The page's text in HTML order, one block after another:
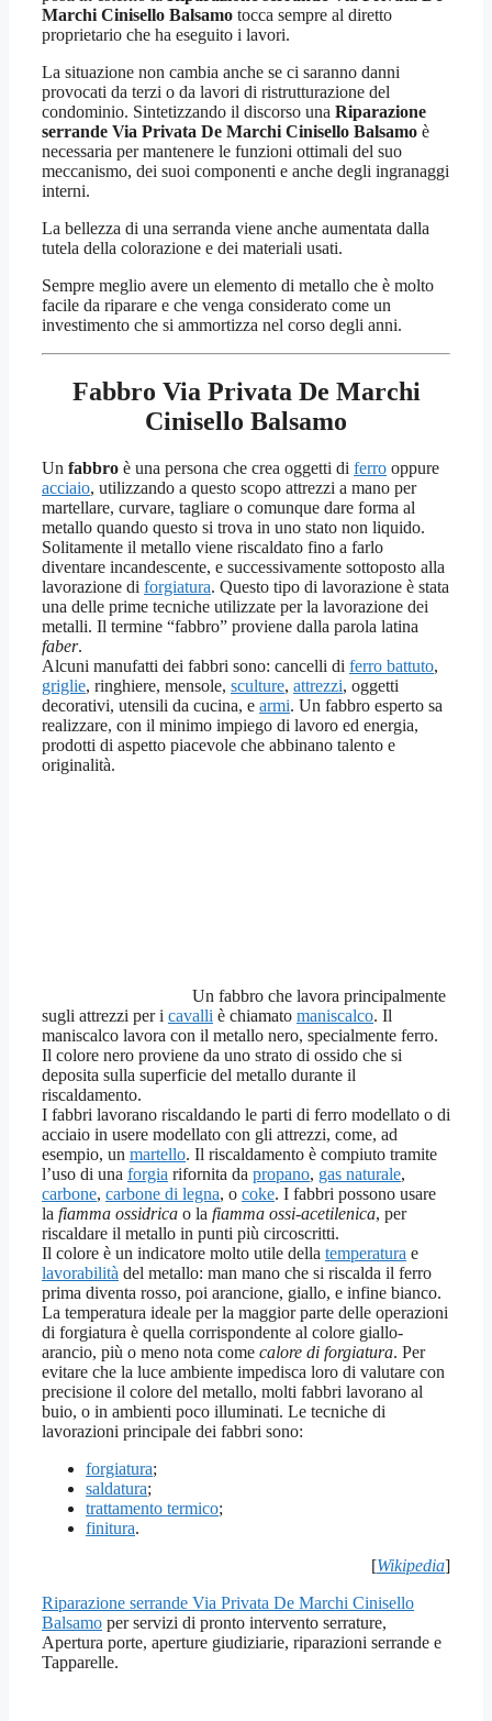
Marchi Cinisello Balsamo tocca sempre al diretto
proprietario che ha eseguito i lavori.
La situazione non cambia anche se ci saranno danni
provocati da terzi o da lavori di ristrutturazione del
condominio. Sintetizzando il discorso una Riparazione
serrande Via Privata De Marchi Cinisello Balsamo è
necessaria per mantenere le funzioni ottimali del suo
meccanismo, dei suoi componenti e anche degli ingranaggi
interni.
La bellezza di una serranda viene anche aumentata dalla
tutela della colorazione e dei materiali usati.
Sempre meglio avere un elemento di metallo che è molto
facile da riparare e che venga considerato come un
investimento che si ammortizza nel corso degli anni.
Fabbro Via Privata De Marchi
Cinisello Balsamo
Un fabbro è una persona che crea oggetti di ferro oppure
acciaio, utilizzando a questo scopo attrezzi a mano per
martellare, curvare, tagliare o comunque dare forma al
metallo quando questo si trova in uno stato non liquido.
Solitamente il metallo viene riscaldato fino a farlo
diventare incandescente, e successivamente sottoposto alla
lavorazione di forgiatura. Questo tipo di lavorazione è stata
una delle prime tecniche utilizzate per la lavorazione dei
metalli. Il termine “fabbro” proviene dalla parola latina
faber.
Alcuni manufatti dei fabbri sono: cancelli di ferro battuto,
griglie, ringhiere, mensole, sculture, attrezzi, oggetti
decorativi, utensili da cucina, e armi. Un fabbro esperto sa
realizzare, con il minimo impiego di lavoro ed energia,
prodotti di aspetto piacevole che abbinano talento e
originalità.
Un fabbro che lavora principalmente
sugli attrezzi per i cavalli è chiamato maniscalco. Il
maniscalco lavora con il metallo nero, specialmente ferro.
Il colore nero proviene da uno strato di ossido che si
deposita sulla superficie del metallo durante il
riscaldamento.
I fabbri lavorano riscaldando le parti di ferro modellato o di
acciaio in usere modellato con gli attrezzi, come, ad
esempio, un martello. Il riscaldamento è compiuto tramite
l’uso di una forgia rifornita da propano, gas naturale,
carbone, carbone di legna, o coke. I fabbri possono usare
la fiamma ossidrica o la fiamma ossi-acetilenica, per
riscaldare il metallo in punti più circoscritti.
Il colore è un indicatore molto utile della temperatura e
lavorabilità del metallo: man mano che si riscalda il ferro
prima diventa rosso, poi arancione, giallo, e infine bianco.
La temperatura ideale per la maggior parte delle operazioni
di forgiatura è quella corrispondente al colore giallo-
arancio, più o meno nota come calore di forgiatura. Per
evitare che la luce ambiente impedisca loro di valutare con
precisione il colore del metallo, molti fabbri lavorano al
buio, o in ambienti poco illuminati. Le tecniche di
lavorazioni principale dei fabbri sono:
forgiatura;
saldatura;
trattamento termico;
finitura.
[Wikipedia]
Riparazione serrande Via Privata De Marchi Cinisello
Balsamo per servizi di pronto intervento serrature,
Apertura porte, aperture giudiziarie, riparazioni serrande e
Tapparelle.